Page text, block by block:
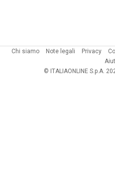
Chi siamo Note legali Privacy
© ITALIAONLINE S.p.A.